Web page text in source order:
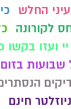
החלש
לקורונה
ועזו בקשו
שבועות בזום
ניוזלטר חינם